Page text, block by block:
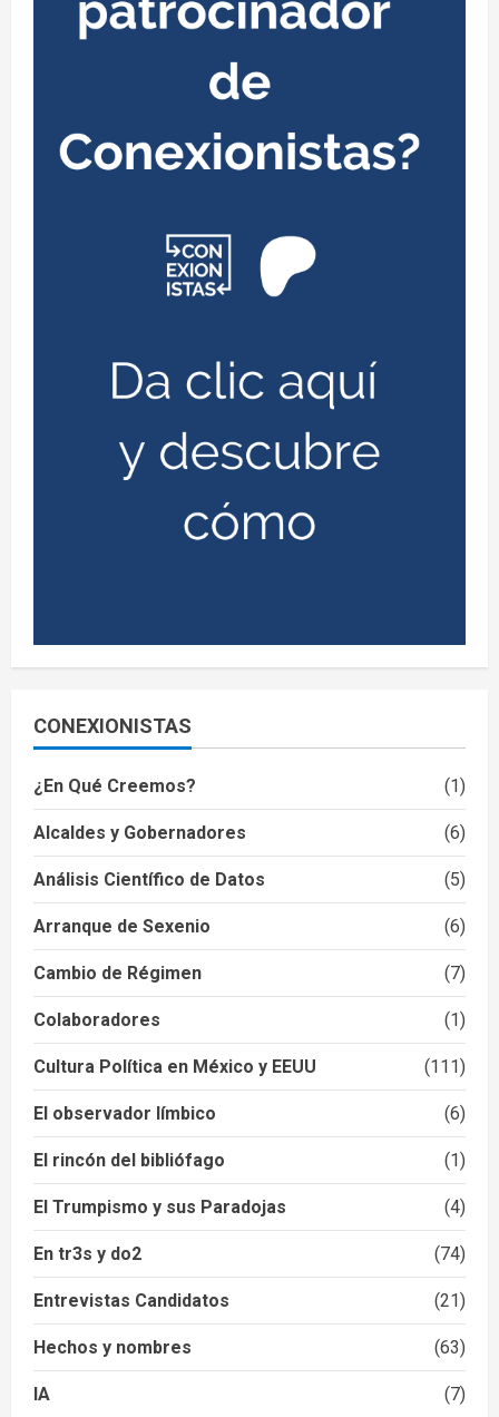
CONEXIONISTAS
¿En Qué Creemos? (1)
Alcaldes y Gobernadores (6)
Análisis Científico de Datos (5)
Arranque de Sexenio (6)
Cambio de Régimen (7)
Colaboradores (1)
Cultura Política en México y EEUU (111)
El observador límbico (6)
El rincón del bibliófago (1)
El Trumpismo y sus Paradojas (4)
En tr3s y do2 (74)
Entrevistas Candidatos (21)
Hechos y nombres (63)
IA (7)